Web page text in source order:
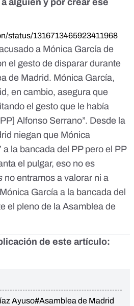
alguien y por crear ese
status/1316713465923411968
a Mónica García de
el gesto de disparar durante
de Madrid. Mónica García,
en cambio, asegura que
el gesto que le había
Alfonso Serrano”. Desde la
niegan que Mónica
a la bancada del PP pero el PP
el pulgar, eso no es
no entramos a valorar ni a
García a la bancada del
el pleno de la Asamblea de
de este artículo:
Ayuso#Asamblea de Madrid